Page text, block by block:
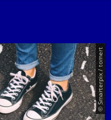
© Smarterpix / tomert